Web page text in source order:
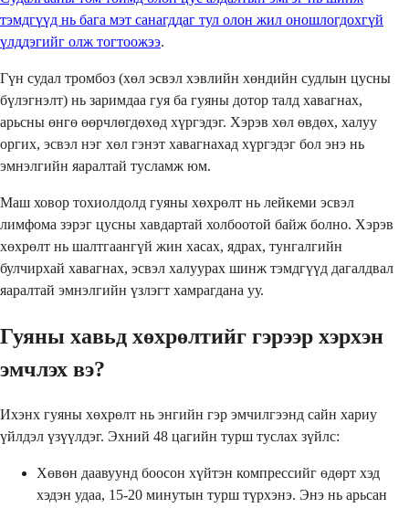
тэмдгүүд нь бага мэт санагддаг тул олон жил оношлогдохгүй
үлддэгийг олж тогтоожээ.
Гүн судал тромбоз (хөл эсвэл хэвлийн хөндийн судлын цусны
бүлэгнэлт) нь заримдаа гуя ба гуяны дотор талд хавагнах,
арьсны өнгө өөрчлөгдөхөд хүргэдэг. Хэрэв хөл өвдөх, халуу
оргих, эсвэл нэг хөл гэнэт хавагнахад хүргэдэг бол энэ нь
эмнэлгийн яаралтай тусламж юм.
Маш ховор тохиолдолд гуяны хөхрөлт нь лейкеми эсвэл
лимфома зэрэг цусны хавдартай холбоотой байж болно. Хэрэв
хөхрөлт нь шалтгаангүй жин хасах, ядрах, тунгалгийн
булчирхай хавагнах, эсвэл халуурах шинж тэмдгүүд дагалдвал
яаралтай эмнэлгийн үзлэгт хамрагдана уу.
Гуяны хавьд хөхрөлтийг гэрээр хэрхэн
эмчлэх вэ?
Ихэнх гуяны хөхрөлт нь энгийн гэр эмчилгээнд сайн хариу
үйлдэл үзүүлдэг. Эхний 48 цагийн турш туслах зүйлс:
Хөвөн даавуунд боосон хүйтэн компрессийг өдөрт хэд
хэдэн удаа, 15-20 минутын турш түрхэнэ. Энэ нь арьсан